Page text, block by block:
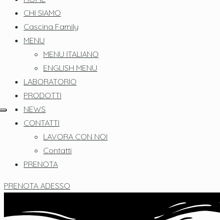
CHI SIAMO
Cascina Family
MENU
MENU ITALIANO
ENGLISH MENU
LABORATORIO
PRODOTTI
NEWS
CONTATTI
LAVORA CON NOI
Contatti
PRENOTA
PRENOTA ADESSO